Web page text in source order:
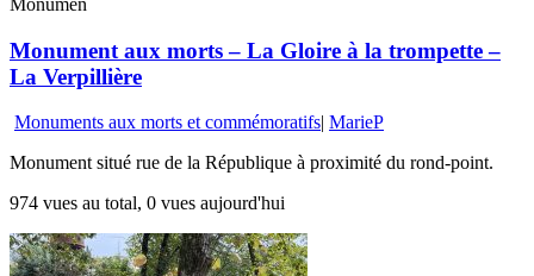
Monument aux morts – La Gloire à la trompette –
La Verpillière
Monuments aux morts et commémoratifs| MarieP
Monument situé rue de la République à proximité du rond-point.
974 vues au total, 0 vues aujourd'hui